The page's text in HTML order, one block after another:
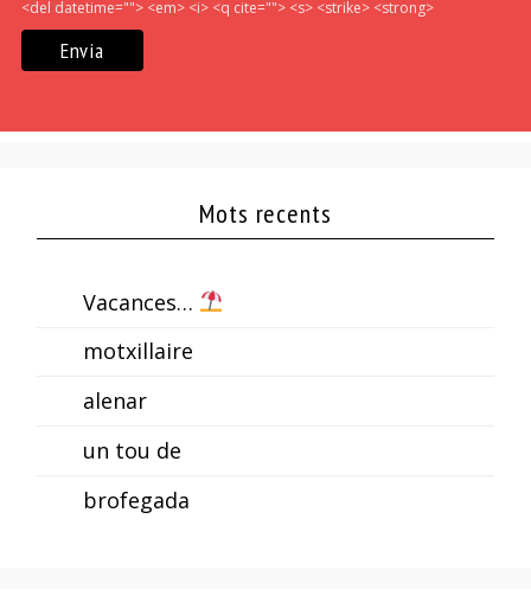
<del datetime=""> <em> <i> <q cite=""> <s> <strike> <strong>
Mots recents
Vacances…
motxillaire
alenar
un tou de
brofegada